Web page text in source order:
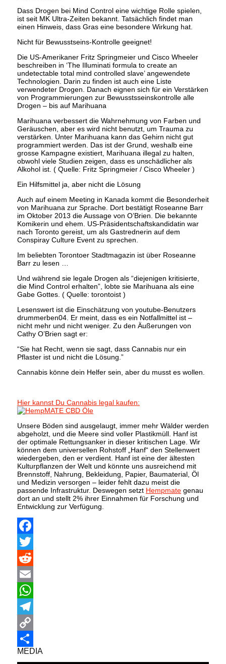
Dass Drogen bei Mind Control eine wichtige Rolle spielen,
ist seit MK Ultra-Zeiten bekannt. Tatsächlich findet man
einen Hinweis, dass Gras eine besondere Wirkung hat.
Nicht für Bewusstseins-Kontrolle geeignet!
Die US-Amerikaner Fritz Springmeier und Cisco Wheeler
beschreiben in ‘The Illuminati formula to create an
undetectable total mind controlled slave’ angewendete
Technologien. Darin zu finden ist auch eine Liste
verwendeter Drogen. Danach eignen sich für ein Verstärken
von Programmierungen zur Bewusstsseinskontrolle alle
Drogen – bis auf Marihuana
Marihuana verbessert die Wahrnehmung von Farben und
Geräuschen, aber es wird nicht benutzt, um Trauma zu
verstärken. Unter Marihuana kann das Gehirn nicht gut
programmiert werden. Das ist der Grund, weshalb eine
grosse Kampagne existiert, Marihuana illegal zu halten,
obwohl viele Studien zeigen, dass es unschädlicher als
Alkohol ist. ( Quelle: Fritz Springmeier / Cisco Wheeler )
Ein Hilfsmittel ja, aber nicht die Lösung
Auch auf einem Meeting in Kanada kommt die Besonderheit
von Marihuana zur Sprache. Dort bestätigt Roseanne Barr
im Oktober 2013 die Aussage von O’Brien. Die bekannte
Komikerin und ehem. US-Präsidentschaftskandidatin war
nach Toronto gereist, um als Gastrednerin auf dem
Conspiray Culture Event zu sprechen.
Im beliebten Torontoer Stadtmagazin ist über Roseanne
Barr zu lesen …
Und während sie legale Drogen als “diejenigen kritisierte,
die Mind Control erhalten”, lobte sie Marihuana als eine
Gabe Gottes. ( Quelle: torontoist )
Lesenswert ist die Einschätzung von youtube-Benutzers
drummerben04. Er meint, dass es ein Notfallmittel ist –
nicht mehr und nicht weniger. Zu den Äußerungen von
Cathy O’Brien sagt er:
“Sie hat Recht, wenn sie sagt, dass Cannabis nur ein
Pflaster ist und nicht die Lösung.”
Cannabis könne dein Helfer sein, aber du musst es wollen.
Hier kannst Du Cannabis legal kaufen:
Unsere Böden sind ausgelaugt, immer mehr Wälder werden
abgeholzt, und die Meere sind voller Plastikmüll. Hanf ist
der optimale Rettungsanker in dieser kritischen Lage. Wir
können dem universellen Rohstoff „Hanf“ den Stellenwert
wiedergeben, den er verdient. Hanf ist eine der ältesten
Kulturpflanzen der Welt und könnte uns ausreichend mit
Brennstoff, Nahrung, Bekleidung, Papier, Baumaterial, Öl
und Medizin versorgen – leider fehlt dazu meist die
passende Infrastruktur. Deswegen setzt Hempmate genau
dort an und stellt 2% ihrer Einnahmen für Forschung und
Entwicklung zur Verfügung.
Facebook
Twitter
Reddit
Email
WhatsApp
Telegram
Copy
Link
Share
MEDIA